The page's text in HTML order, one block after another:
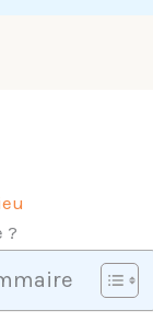
?